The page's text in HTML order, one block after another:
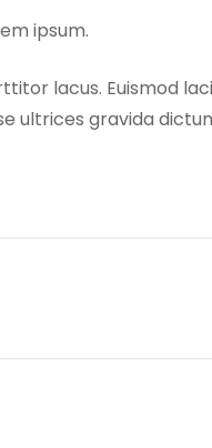
ipsum.
lacus. Euismod
ultrices gravida